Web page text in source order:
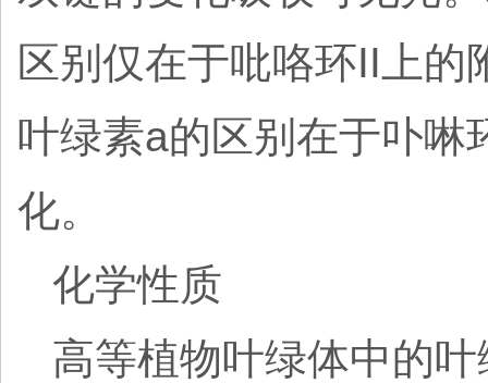
区别仅在于吡咯环II上
叶绿素a的区别在于卟啉
化。
化学性质
高等植物叶绿体中的